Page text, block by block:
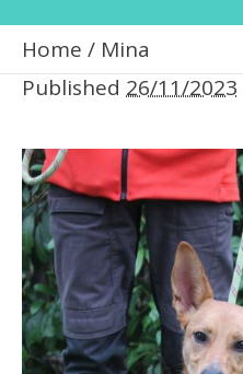
Home / Mina
Published 26/11/2023